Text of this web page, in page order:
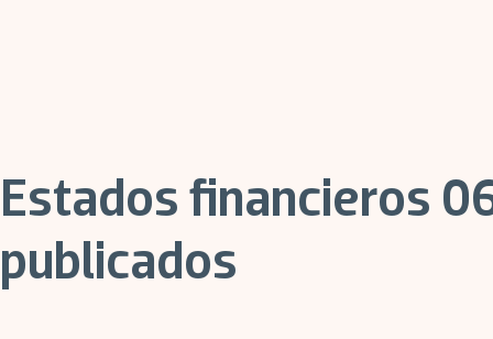
Estados financieros
publicados